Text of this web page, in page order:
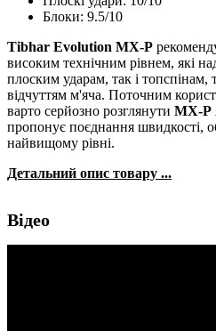
Блоки: 9.5/10
Tibhar Evolution MX-P
високим технічним рівнем, які
плоским ударам, так і топспінам,
відчуттям м'яча. Поточним
варто серйозно розглянути MX-P
пропонує поєднання швидкості,
найвищому рівні.
Детальний опис товару ...
Відео